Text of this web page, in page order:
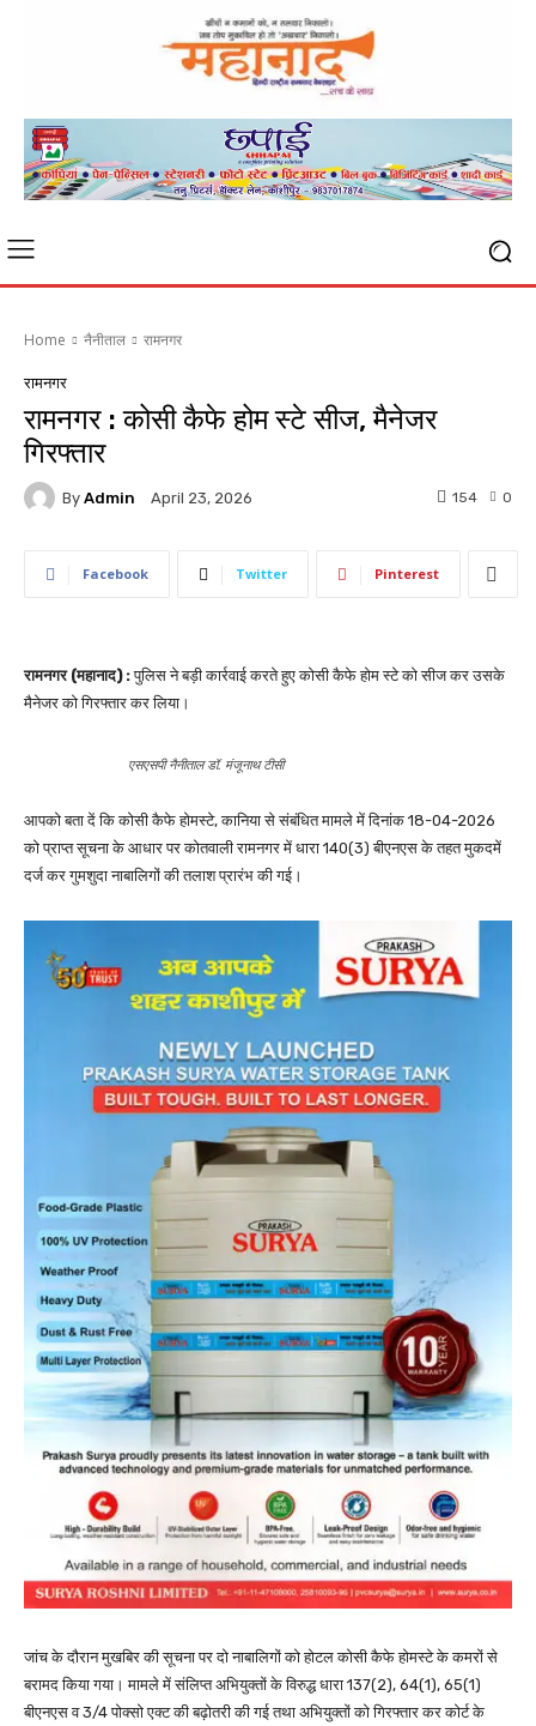
Home नैनीताल रामनगर
रामनगर
रामनगर : कोसी कैफे होम स्टे सीज, मैनेजर
गिरफ्तार
By Admin April 23, 2026 0
154
Facebook Twitter Pinterest
रामनगर (महानाद) :पुलिस ने बड़ी कार्रवाई करते हुए कोसी कैफे होम स्टे को सीज कर उसके
मैनेजर को गिरफ्तार कर लिया।
एसएसपी नैनीताल डॉ. मंजूनाथ टीसी
आपको बता दें कि कोसी कैफे होमस्टे, कानिया से संबंधित मामले में दिनांक 18-04-2026
को प्राप्त सूचना के आधार पर कोतवाली रामनगर में धारा 140(3) बीएनएस के तहत मुकदमें
दर्ज कर गुमशुदा नाबालिगों की तलाश प्रारंभ की गई।
जांच के दौरान मुखबिर की सूचना पर दो नाबालिगों को होटल कोसी कैफे होमस्टे के कमरों से
बरामद किया गया। मामले में संलिप्त अभियुक्तों के विरुद्ध धारा 137(2), 64(1), 65(1)
बीएनएस व 3/4 पोक्सो एक्ट की बढ़ोतरी की गई तथा अभियुक्तों को गिरफ्तार कर कोर्ट के